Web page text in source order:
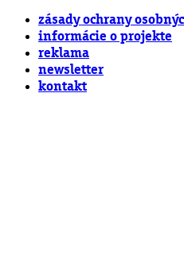
zásady ochrany
informácie o projekte
reklama
newsletter
kontakt